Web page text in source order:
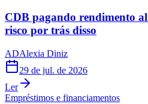
CDB pagando rendimento
risco por trás disso
ADAlexia Diniz
29 de jul. de 2026
Ler
Empréstimos e financiamentos